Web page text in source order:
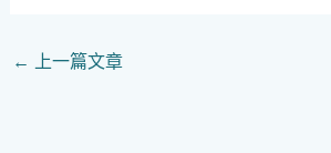
← 上一篇文章